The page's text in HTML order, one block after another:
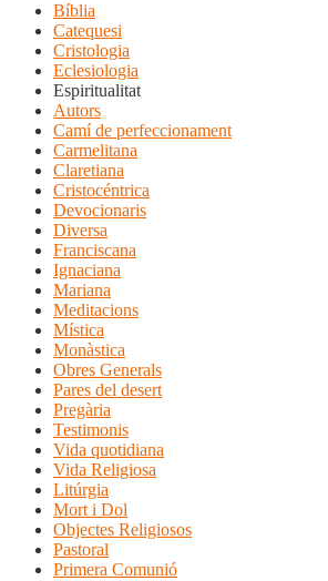
Bíblia
Catequesi
Cristologia
Eclesiologia
Espiritualitat
Autors
Camí de perfeccionament
Carmelitana
Claretiana
Cristocéntrica
Devocionaris
Diversa
Franciscana
Ignaciana
Mariana
Meditacions
Mística
Monàstica
Obres Generals
Pares del desert
Pregària
Testimonis
Vida quotidiana
Vida Religiosa
Litúrgia
Mort i Dol
Objectes Religiosos
Pastoral
Primera Comunió